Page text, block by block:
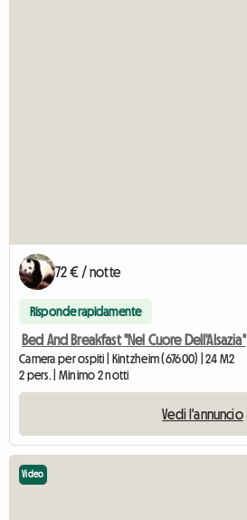
72 € / notte
Risponde rapidamente
Bed And Breakfast "Nel Cuore Dell'Alsazia"
Camera per ospiti | Kintzheim (67600) | 24 M2
2 pers. | Minimo 2 notti
Vedi l'annuncio
Video